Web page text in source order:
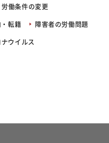
労働条件の変更
転籍
障害者の労働問題
ウイルス